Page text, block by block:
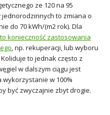
ze 120 na 95
to zmiana o
do 70 kWh/(m2 rok). Dla
konieczność zastosowania
, np. rekuperacji, lub wyboru
to jednak często z
w dalszym ciągu jest
wykorzystanie w 100%
być zwyczajnie zbyt drogie.